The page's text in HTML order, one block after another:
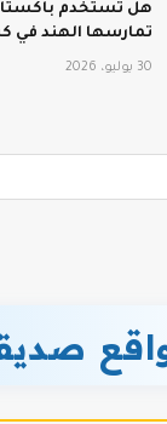
هل تستخدم
تمارسها الهند في
30 يوليو، 2026